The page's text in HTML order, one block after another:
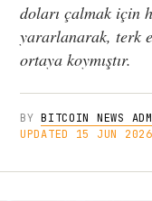
doları çalmak için
yararlanarak, terk
ortaya koymıştır.
BYBITCOIN NEWS
UPDATED 15 JUN 2026